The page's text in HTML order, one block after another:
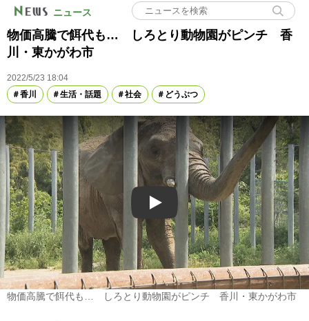
ニュース
物価高騰で餌代も… しろとり動物園がピンチ 香
川・東かがわ市
2022/5/23 18:04
香川
生活・話題 社会 どうぶつ
Play
物価高騰で餌代も… しろとり動物園がピンチ 香川・東かがわ市